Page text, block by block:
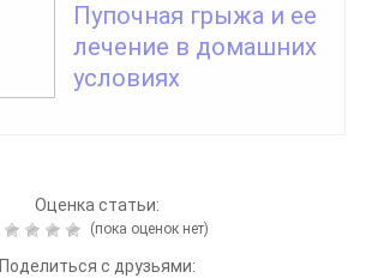
Пупочная грыжа и ее
лечение в домашних
условиях
Оценка статьи:
(пока оценок нет)
Поделиться с друзьями: